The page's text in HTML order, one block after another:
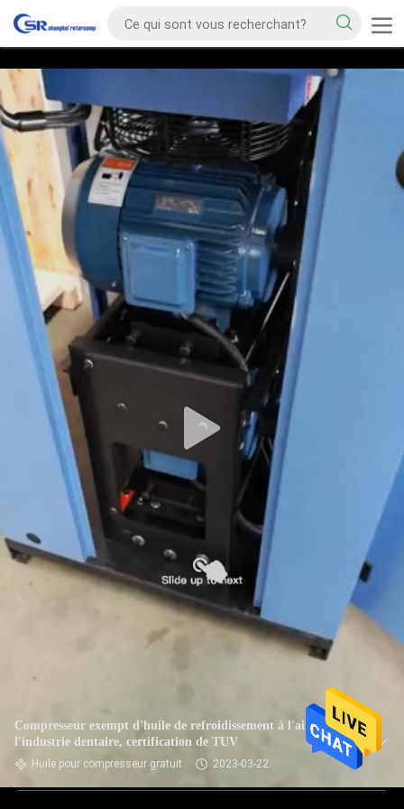
Compresseur exempt d'huile de refroidissement à l'air pour
l'industrie dentaire, certification de TUV
Huile pour compresseur gratuit 2023-03-22